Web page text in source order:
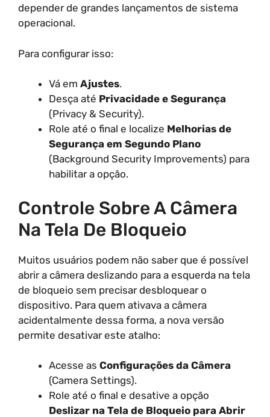
depender de grandes lançamentos de sistema
operacional.
Para configurar isso:
Vá em Ajustes.
Desça até Privacidade e Segurança
(Privacy & Security).
Role até o final e localize Melhorias de
Segurança em Segundo Plano
(Background Security Improvements) para
habilitar a opção.
Controle Sobre A Câmera
Na Tela De Bloqueio
Muitos usuários podem não saber que é possível
abrir a câmera deslizando para a esquerda na tela
de bloqueio sem precisar desbloquear o
dispositivo. Para quem ativava a câmera
acidentalmente dessa forma, a nova versão
permite desativar este atalho:
Acesse as Configurações da Câmera
(Camera Settings).
Role até o final e desative a opção
Deslizar na Tela de Bloqueio para Abrir